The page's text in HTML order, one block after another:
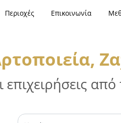
Περιοχές Επικοινωνία
επιχειρήσεις